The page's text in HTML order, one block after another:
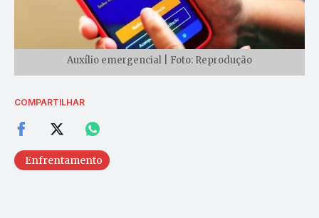
Auxílio emergencial | Foto: Reprodução
COMPARTILHAR
Enfrentamento